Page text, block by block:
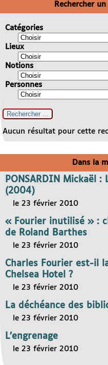
Rechercher
Catégories
Lieux
Notions
Personnes
Aucun résultat pour cette
Dans la
PONSARDIN Mickaël
(2004)
le 23 février 2010
« Fourier inutilisé » :
de Roland Barthes
le 23 février 2010
Charles Fourier est-il
Chelsea Hotel ?
le 23 février 2010
La déchéance des
le 23 février 2010
L’engrenage
le 23 février 2010